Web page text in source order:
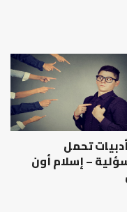
تحمل
– إسلام أون